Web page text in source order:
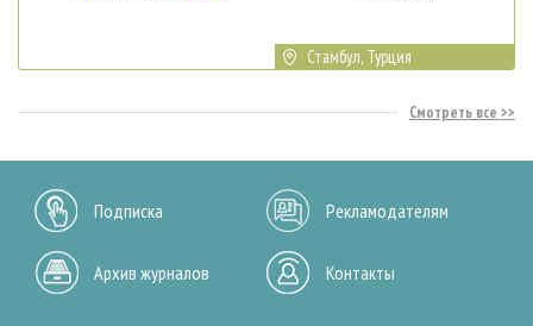
Стамбул, Турция
Смотреть все
Подписка Рекламодателям
Архив журналов Контакты